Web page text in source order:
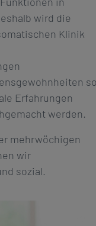
wird die
Klinik
Erfahrungen
werden.
mehrwöchigen
wir
sozial.